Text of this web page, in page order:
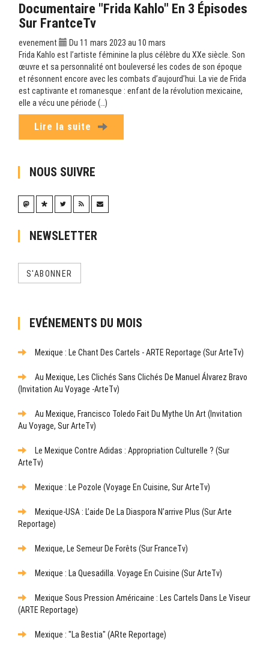
Documentaire "Frida Kahlo" En 3 Épisodes
Sur FrantceTv
evenement
Du 11 mars 2023 au 10 mars
Frida Kahlo est l’artiste féminine la plus célèbre du XXe siècle. Son
œuvre et sa personnalité ont bouleversé les codes de son époque
et résonnent encore avec les combats d’aujourd’hui. La vie de Frida
est captivante et romanesque : enfant de la révolution mexicaine,
elle a vécu une période (…)
Lire la suite
NOUS SUIVRE
NEWSLETTER
S'ABONNER
EVÉNEMENTS DU MOIS
Mexique : Le Chant Des Cartels - ARTE Reportage (sur ArteTv)
Au Mexique, Les Clichés Sans Clichés De Manuel Álvarez Bravo
(Invitation Au Voyage -ArteTv)
Au Mexique, Francisco Toledo Fait Du Mythe Un Art (Invitation
Au Voyage, Sur ArteTv)
Le Mexique Contre Adidas : Appropriation Culturelle ? (sur
ArteTv)
Mexique : Le Pozole (Voyage En Cuisine, Sur ArteTv)
Mexique-USA : L’aide De La Diaspora N’arrive Plus (sur Arte
Reportage)
Mexique, Le Semeur De Forêts (sur FranceTv)
Mexique : La Quesadilla. Voyage En Cuisine (sur ArteTv)
Mexique Sous Pression Américaine : Les Cartels Dans Le Viseur
(ARTE Reportage)
Mexique : "La Bestia" (ARte Reportage)